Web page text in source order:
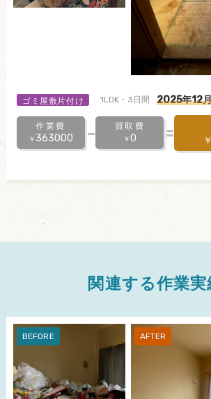
ゴミ屋敷片付け 1LDK・3日間 2025年12
作業費
￥ 363000
買取費
￥0 ￥
関連する作業実